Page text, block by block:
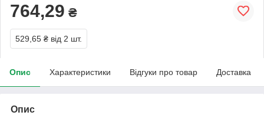
764,29 ₴
529,65 ₴ від 2 шт.
Опис Характеристики Відгуки про товар Доставка
Опис